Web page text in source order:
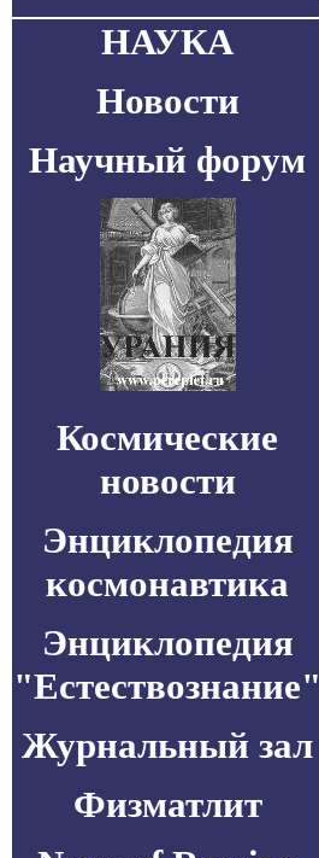
НАУКА
Новости
Научный форум
Космические
новости
Энциклопедия
космонавтика
Энциклопедия
"Естествознание"
Журнальный зал
Физматлит